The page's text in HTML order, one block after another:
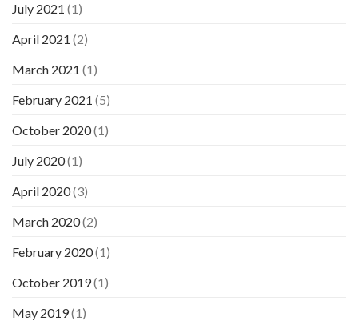
July 2021 (1)
April 2021 (2)
March 2021 (1)
February 2021 (5)
October 2020(1)
July 2020(1)
April 2020(3)
March 2020(2)
February 2020(1)
October 2019(1)
May 2019(1)